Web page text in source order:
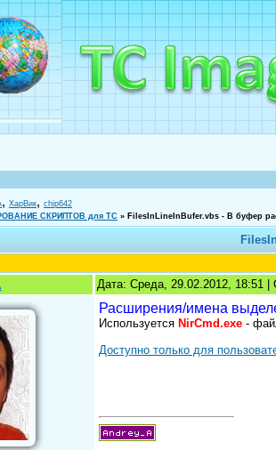
, ХарВик, chip642
СКРИПТОВ для TC » FilesInLineInBufer.vbs - В буфер
Дата: Среда, 29.02.2012, 18:51
Расширения/имена
Используется NirCmd.exe -
Доступно только для